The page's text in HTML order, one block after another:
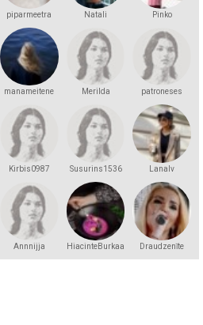
piparmeetra Natali Pinko
manameitene Merilda patroneses
Kirbis0987 Susurins1536 Lanalv
Annnijja HiacinteBurkaa Draudzenīte